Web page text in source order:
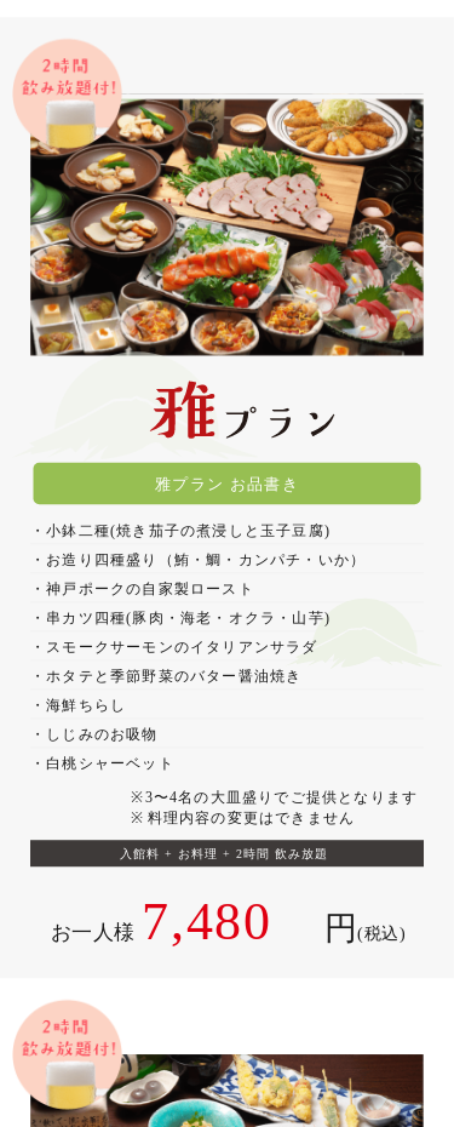
入館料 + お料理 + 2時間 飲み放題
※3〜4名の大皿盛りでご提供となります
・小鉢二種(焼き茄子の煮浸しと玉子豆腐)
・お造り四種盛り（鮪・鯛・カンパチ・いか）
・神戸ポークの自家製ロースト
・串カツ四種(豚肉・海老・オクラ・山芋)
・スモークサーモンのイタリアンサラダ
・ホタテと季節野菜のバター醤油焼き
・海鮮ちらし
・しじみのお吸物
・白桃シャーベット
※料理内容の変更はできません
(税込)
お一人様 7,480 円
雅プラン お品書き